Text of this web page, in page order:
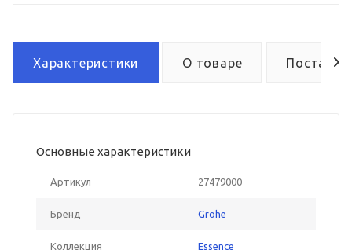
Характеристики О товаре Поставка
Основные характеристики
Артикул 27479000
Бренд Grohe
Коллекция Essence